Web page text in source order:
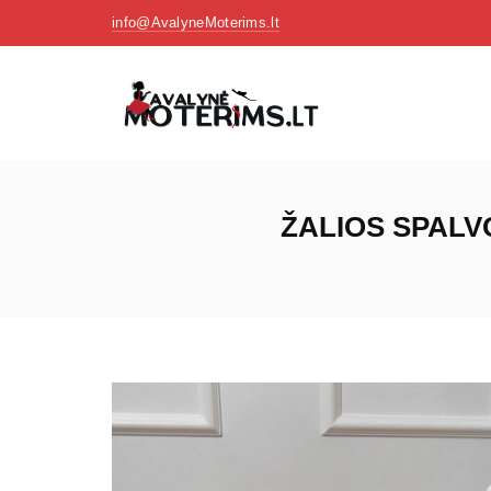
info@AvalyneMoterims.lt
ŽALIOS